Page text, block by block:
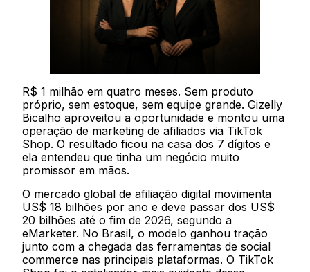
R$ 1 milhão em quatro meses. Sem produto
próprio, sem estoque, sem equipe grande. Gizelly
Bicalho aproveitou a oportunidade e montou uma
operação de marketing de afiliados via TikTok
Shop. O resultado ficou na casa dos 7 dígitos e
ela entendeu que tinha um negócio muito
promissor em mãos.
O mercado global de afiliação digital movimenta
US$ 18 bilhões por ano e deve passar dos US$
20 bilhões até o fim de 2026, segundo a
eMarketer. No Brasil, o modelo ganhou tração
junto com a chegada das ferramentas de social
commerce nas principais plataformas. O TikTok